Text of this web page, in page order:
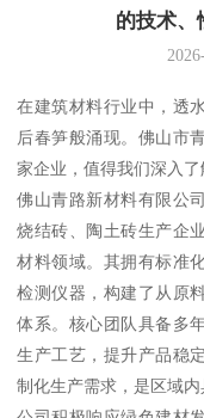
的技术、
在建筑材料行业中，透
后春笋般涌现。佛山市
家企业，值得我们深入了
佛山青路新材料有限公
烧结砖、陶土砖生产企
材料领域。其拥有标准
检测仪器，构建了从原
体系。核心团队具备多
生产工艺，提升产品稳
制化生产需求，是区域